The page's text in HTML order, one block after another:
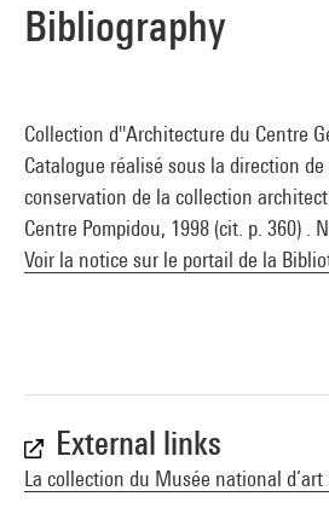
Bibliography
Collection d''Architecture du Centre
Catalogue réalisé sous la direction
conservation de la collection
Centre Pompidou, 1998 (cit. p. 360) .
Voir la notice sur le portail de la
External links
La collection du Musée national d’art